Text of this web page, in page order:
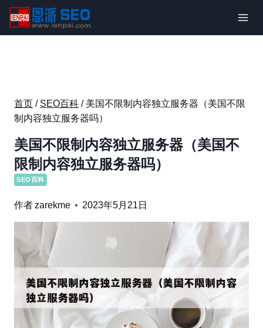
内
首页 / SEO百科 / 美国不限制内容独立服务器（美国不限
制内容独立服务器吗）
美国不限制内容独立服务器（美国不
限制内容独立服务器吗）
SEO百科
作者zarekme 2023年5月21日